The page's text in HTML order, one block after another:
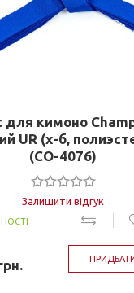
для кимоно
UR (х-б,
(CO-4076)
Залишити відгук